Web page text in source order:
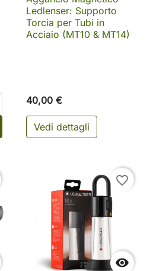
carrello
Ledlenser: Supporto
Torcia per Tubi in
Acciaio (MT10 & MT14)
40,00 €
Vedi dettagli

favorite_border